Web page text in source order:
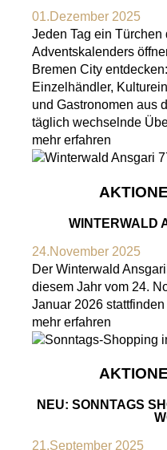
01.Dezember 2025
Jeden Tag ein Türchen
Adventskalenders
Bremen City
Einzelhändler,
und Gastronomen aus
täglich wechselnde
mehr erfahren
WINTERWALD
24.November 2025
Der Winterwald
diesem Jahr vom 24.
Januar 2026
mehr erfahren
NEU: SONNTAGS
21.September 2025